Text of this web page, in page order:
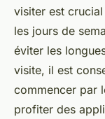
visiter est
les jours de
éviter les
visite, il est
commencer par
profiter des